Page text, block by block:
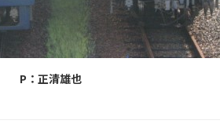
P：正清雄也